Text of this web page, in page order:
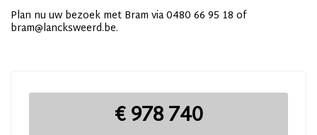
Plan nu uw bezoek met Bram via 0480 66 95 18 of
bram@lancksweerd.be.
€ 978 740